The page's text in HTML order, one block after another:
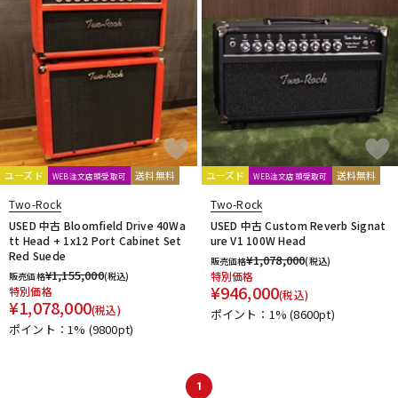
ドラム パーカッション
管楽器 その他楽器
アンプ エフェクター
DJ機器 DTM
ユーズド WEB注文店頭受取可 送料無料
Two-Rock
USED 中古 Bloomfield Drive 40Wa
tt Head + 1x12 Port Cabinet Set
Red Suede
販売価格¥1,155,000(税込)
特別価格
¥1,078,000(税込)
ポイント：1% (9800pt)
ユーズド WEB注文店頭受取可 送料無料
Two-Rock
USED 中古 Custom Reverb Signat
ure V1 100W Head
販売価格¥1,078,000(税込)
特別価格
¥946,000(税込)
ポイント：1%(8600pt)
1